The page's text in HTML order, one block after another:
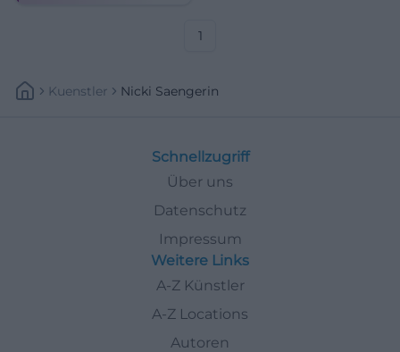
1
Kuenstler Nicki Saengerin
Schnellzugriff
Über uns
Datenschutz
Impressum
Weitere Links
A-Z Künstler
A-Z Locations
Autoren